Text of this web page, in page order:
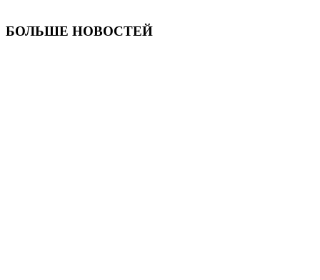
БОЛЬШЕ НОВОСТЕЙ